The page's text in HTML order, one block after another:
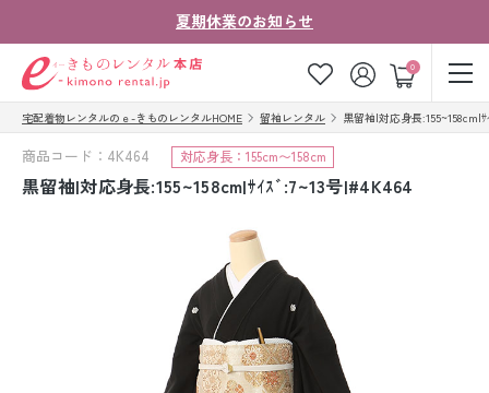
夏期休業のお知らせ
0
ゲスト
お気に入り ログイン カート
ご注文の流れ
お客様の声
法人・グループの
お客様はこちら
宅配着物レンタルのｅ-きものレンタルHOME 留袖レンタル 黒留袖|対応身長:155~158cm|ｻ
商品コード：4K464 対応身長：155cm〜158cm
黒留袖|対応身長:155~158cm|ｻｲｽﾞ:7~13号|#4K464